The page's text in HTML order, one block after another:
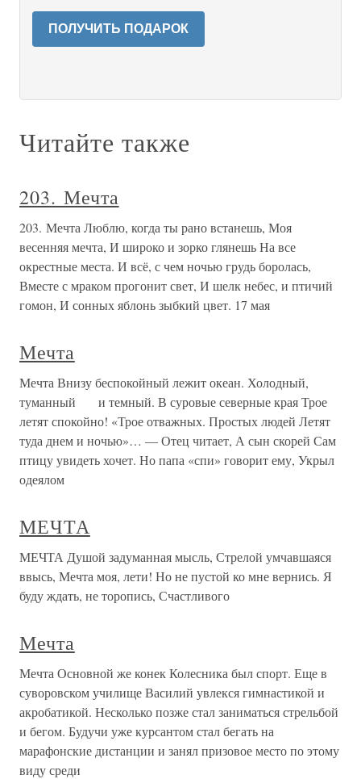
ПОЛУЧИТЬ ПОДАРОК
Читайте также
203. Мечта
203. Мечта Люблю, когда ты рано встанешь, Моя
весенняя мечта, И широко и зорко глянешь На все
окрестные места. И всё, с чем ночью грудь боролась,
Вместе с мраком прогонит свет, И шелк небес, и птичий
гомон, И сонных яблонь зыбкий цвет. 17 мая
Мечта
Мечта Внизу беспокойный лежит океан. Холодный,
туманный и темный. В суровые северные края Трое
летят спокойно! «Трое отважных. Простых людей Летят
туда днем и ночью»… — Отец читает, А сын скорей Сам
птицу увидеть хочет. Но папа «спи» говорит ему, Укрыл
одеялом
МЕЧТА
МЕЧТА Душой задуманная мысль, Стрелой умчавшаяся
ввысь, Мечта моя, лети! Но не пустой ко мне вернись. Я
буду ждать, не торопись, Счастливого
Мечта
Мечта Основной же конек Колесника был спорт. Еще в
суворовском училище Василий увлекся гимнастикой и
акробатикой. Несколько позже стал заниматься стрельбой
и бегом. Будучи уже курсантом стал бегать на
марафонские дистанции и занял призовое место по этому
виду среди